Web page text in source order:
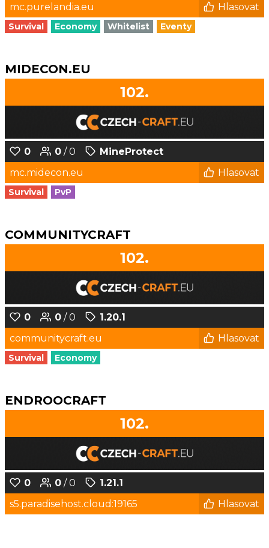
mc.purelandia.eu
Hlasovat
Survival Economy Whitelist Eventy
MIDECON.EU
102.
0 0 / 0
MineProtect
mc.midecon.eu
Hlasovat
Survival PvP
COMMUNITYCRAFT
102.
0 0 / 0
1.20.1
communitycraft.eu
Hlasovat
Survival Economy
ENDROOCRAFT
102.
0 0 / 0
1.21.1
s5.paradisehost.cloud:19165
Hlasovat